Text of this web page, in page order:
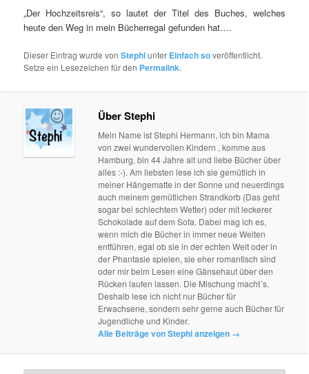
„Der Hochzeitsreis“, so lautet der Titel des Buches, welches
heute den Weg in mein Bücherregal gefunden hat….
Dieser Eintrag wurde vonStephiunter Einfach soveröffentlicht.
Setze ein Lesezeichen für den Permalink.
Über Stephi
Mein Name ist Stephi Hermann, ich bin Mama
von zwei wundervollen Kindern , komme aus
Hamburg, bin 44 Jahre alt und liebe Bücher über
alles :-). Am liebsten lese ich sie gemütlich in
meiner Hängematte in der Sonne und neuerdings
auch meinem gemütlichen Strandkorb (Das geht
sogar bei schlechtem Wetter) oder mit leckerer
Schokolade auf dem Sofa. Dabei mag ich es,
wenn mich die Bücher in immer neue Welten
entführen, egal ob sie in der echten Welt oder in
der Phantasie spielen, sie eher romantisch sind
oder mir beim Lesen eine Gänsehaut über den
Rücken laufen lassen. Die Mischung macht´s.
Deshalb lese ich nicht nur Bücher für
Erwachsene, sondern sehr gerne auch Bücher für
Jugendliche und Kinder.
Alle Beiträge von Stephi anzeigen →